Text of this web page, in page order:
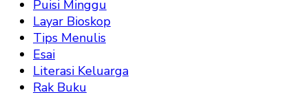
Puisi Minggu
Layar Bioskop
Tips Menulis
Esai
Literasi Keluarga
Rak Buku